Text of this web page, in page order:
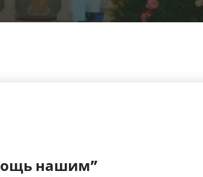
нашим”